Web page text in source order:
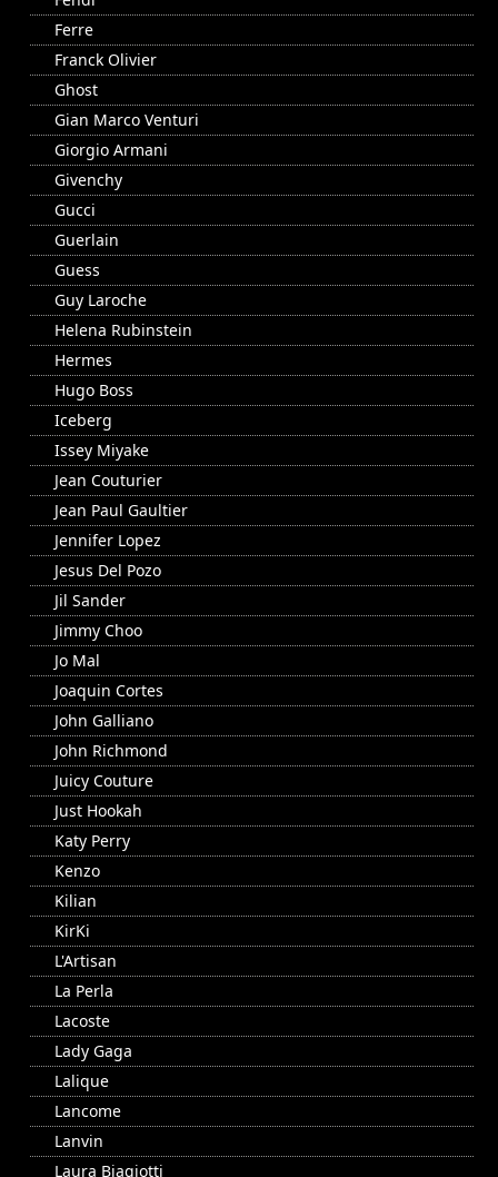
Ferre
Franck Olivier
Ghost
Gian Marco Venturi
Giorgio Armani
Givenchy
Gucci
Guerlain
Guess
Guy Laroche
Helena Rubinstein
Hermes
Hugo Boss
Iceberg
Issey Miyake
Jean Couturier
Jean Paul Gaultier
Jennifer Lopez
Jesus Del Pozo
Jil Sander
Jimmy Choo
Jo Mal
Joaquin Cortes
John Galliano
John Richmond
Juicy Couture
Just Hookah
Katy Perry
Kenzo
Kilian
KirKi
L'Artisan
La Perla
Lacoste
Lady Gaga
Lalique
Lancome
Lanvin
Laura Biagiotti